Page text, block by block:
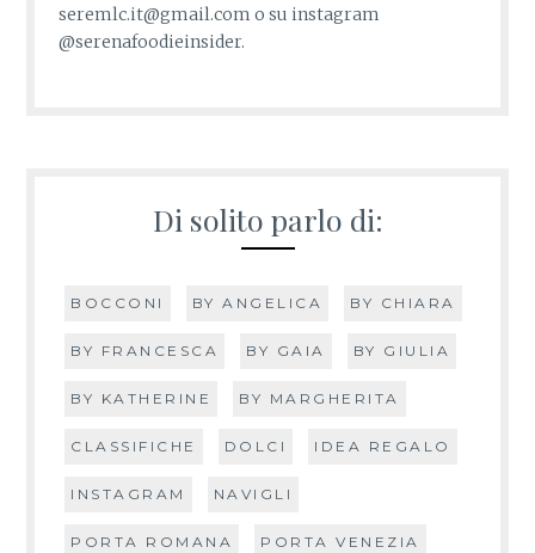
seremlc.it@gmail.com o su instagram
@serenafoodieinsider.
Di solito parlo di:
BOCCONI BY ANGELICA BY CHIARA
BY FRANCESCA BY GAIA BY GIULIA
BY KATHERINE BY MARGHERITA
CLASSIFICHE DOLCI IDEA REGALO
INSTAGRAM NAVIGLI
PORTA ROMANA PORTA VENEZIA